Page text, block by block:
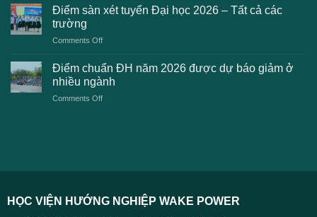
kiến
thanh
tuyển
ĐH
chuẩn
Đại
Công
thương
Điểm sàn xét tuyển Đại học 2026 – Tất cả các
trường
Comments Offon
sàn
xét
tuyển
Đại
Điểm chuẩn ĐH năm 2026 được dự báo giảm ở
nhiều ngành
Comments Offon
giảm
HỌC VIỆN HƯỚNG NGHIỆP WAKE POWER